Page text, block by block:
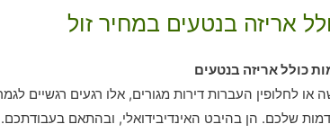
אריזה בנטעים במחיר זול
כולל אריזה בנטעים
או לחלופין העברות דירות מגורים, אלו רגעים רגשיים
שלכם. הן בהיבט האינדיבידואלי, ובהתאם